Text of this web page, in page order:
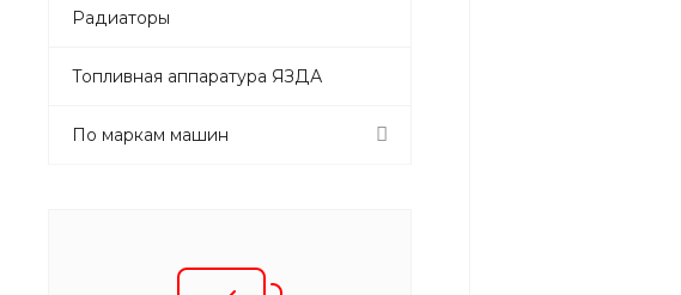
Радиаторы
Топливная аппаратура ЯЗДА
По маркам машин